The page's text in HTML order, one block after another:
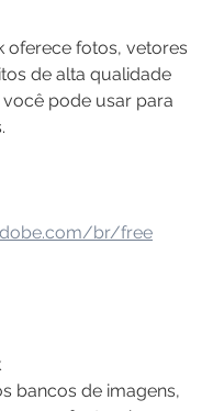
oferece fotos, vetores
de alta qualidade
pode usar para
br/free
bancos de imagens,